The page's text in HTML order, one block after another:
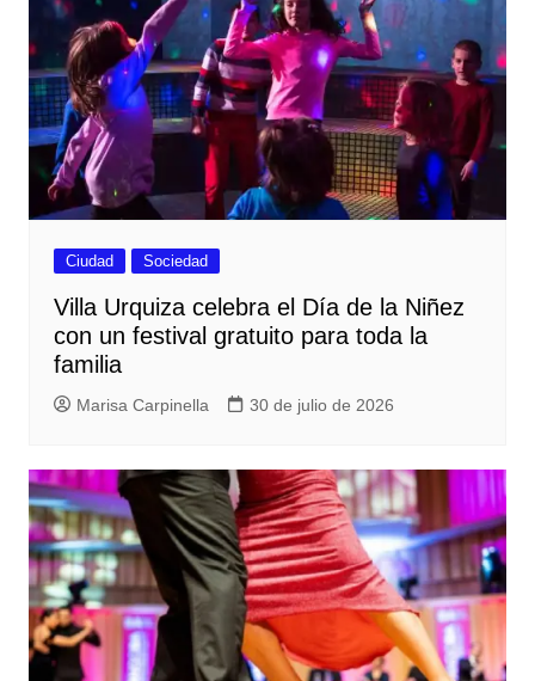
Ciudad Sociedad
Villa Urquiza celebra el Día de la Niñez
con un festival gratuito para toda la
familia
Marisa Carpinella 30 de julio de 2026